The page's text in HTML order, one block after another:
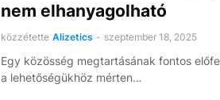
nem elhanyagolható
közzétette Alizetics - szeptember 18, 2025
Egy közösség megtartásának fontos
a lehetőségükhöz mérten…